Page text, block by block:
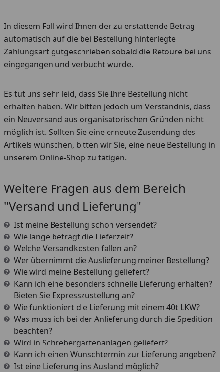
In diesem Fall wird Ihnen der zu erstattende Betrag
automatisch auf die bei Bestellung hinterlegte
Zahlungsart gutgeschrieben sobald die Retoure bei uns
eingegangen und verbucht wurde.
Es tut uns sehr leid, dass Sie Ihre Bestellung nicht
erhalten haben. Wir bitten jedoch um Verständnis, dass
ein Neuversand aus organisatorischen Gründen nicht
möglich ist. Sollten Sie eine erneute Zusendung des
Artikels wünschen, bitten wir Sie, eine neue Bestellung in
unserem Online-Shop zu tätigen.
Weitere Fragen aus dem Bereich
"Versand und Lieferung"
Ist meine Bestellung schon versendet?
Wie lange beträgt die Lieferzeit?
Welche Versandkosten fallen an?
Wer übernimmt die Auslieferung meiner Bestellung?
Wie wird meine Bestellung geliefert?
Kann ich eine besonders schnelle Lieferung erhalten?
Bieten Sie Expresszustellung an?
Wie funktioniert die Lieferung mit einem 40t LKW?
Was muss ich bei der Anlieferung durch die Spedition
beachten?
Wird in Schrebergartenanlagen geliefert?
Kann ich einen Wunschtermin zur Lieferung angeben?
Ist eine Lieferung ins Ausland möglich?